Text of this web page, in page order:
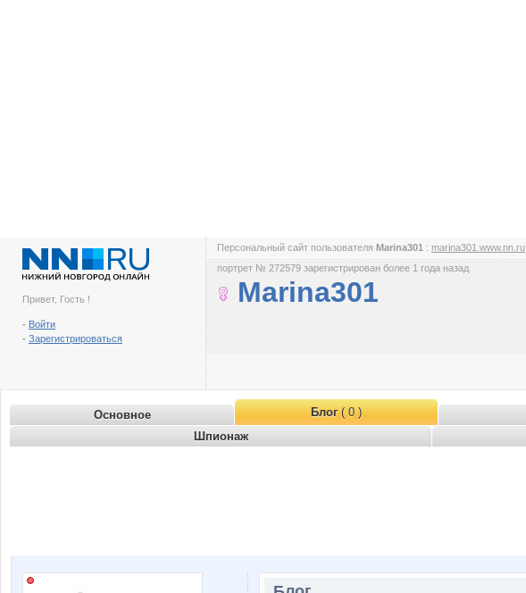
Привет, Гость !
- Войти
- Зарегистрироваться
Персональный сайт пользователя Marina301 : marina301.www.nn.ru
портрет № 272579 зарегистрирован более 1 года назад
Marina301
Основное Блог( 0 )
Шпионаж